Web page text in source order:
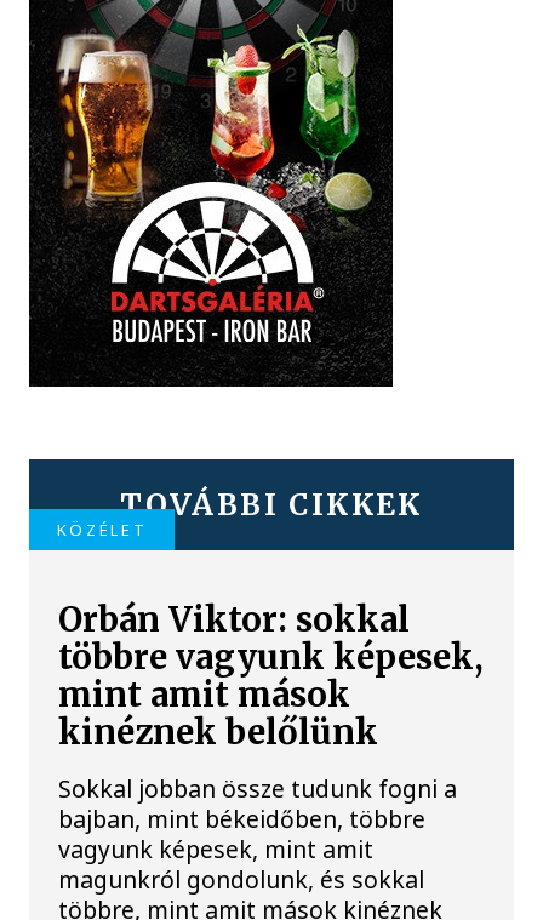
TOVÁBBI CIKKEK
KÖZÉLET
Orbán Viktor: sokkal
többre vagyunk képesek,
mint amit mások
kinéznek belőlünk
Sokkal jobban össze tudunk fogni a
bajban, mint békeidőben, többre
vagyunk képesek, mint amit
magunkról gondolunk, és sokkal
többre, mint amit mások kinéznek